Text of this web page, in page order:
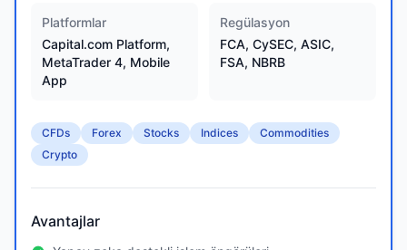
Platformlar
Capital.com Platform,
MetaTrader 4, Mobile
App
Regülasyon
FCA, CySEC, ASIC,
FSA, NBRB
CFDs Forex Stocks Indices
Commodities
Crypto
Avantajlar